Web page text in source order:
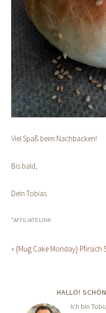
Viel Spaß beim Nachbacken!
Bis bald,
Dein Tobias
*AFFILIATE LINK
« {Mug Cake Monday} Pfirsich
HALLO!
Ich bin